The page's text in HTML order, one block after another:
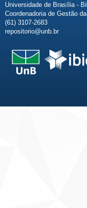
Universidade de Brasília -
Coordenadoria de Gestão
(61) 3107-2683
repositorio@unb.br